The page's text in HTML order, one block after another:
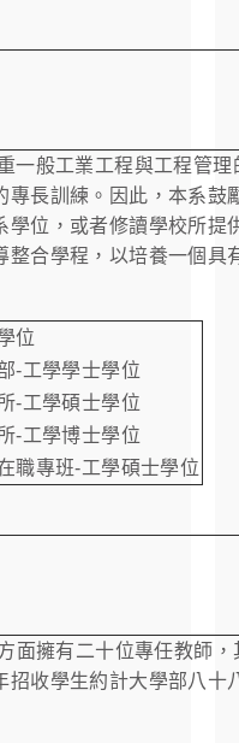
般工業工程與工程管理
專長訓練。因此，本系
學位，或者修讀學校所
整合學程，以培養一個
位
-工學學士學位
-工學碩士學位
-工學博士學位
職專班-工學碩士學位
面擁有二十位專任教師
招收學生約計大學部八